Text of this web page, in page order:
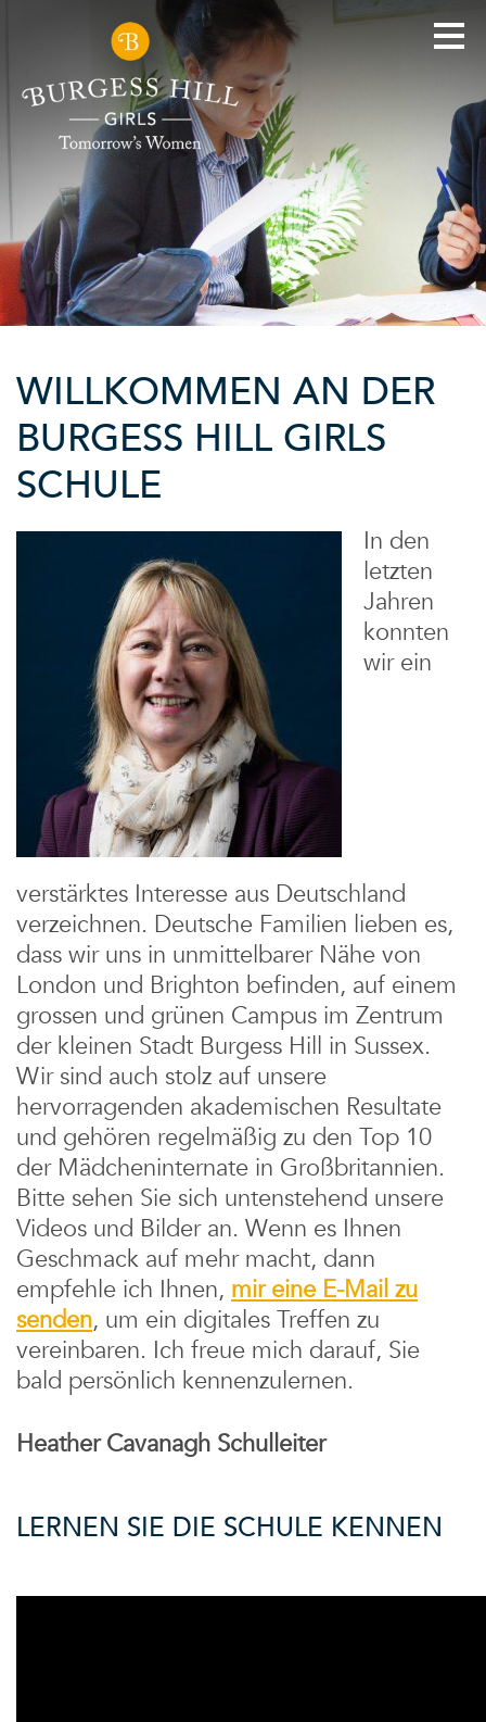
WILLKOMMEN AN DER
BURGESS HILL GIRLS
SCHULE
In den
letzten
Jahren
konnten
wir ein
verstärktes Interesse aus Deutschland
verzeichnen. Deutsche Familien lieben es,
dass wir uns in unmittelbarer Nähe von
London und Brighton befinden, auf einem
grossen und grünen Campus im Zentrum
der kleinen Stadt Burgess Hill in Sussex.
Wir sind auch stolz auf unsere
hervorragenden akademischen Resultate
und gehören regelmäßig zu den Top 10
der Mädcheninternate in Großbritannien.
Bitte sehen Sie sich untenstehend unsere
Videos und Bilder an. Wenn es Ihnen
Geschmack auf mehr macht, dann
empfehle ich Ihnen, mir eine E-Mail zu
senden, um ein digitales Treffen zu
vereinbaren. Ich freue mich darauf, Sie
bald persönlich kennenzulernen.
Heather Cavanagh Schulleiter
LERNEN SIE DIE SCHULE KENNEN